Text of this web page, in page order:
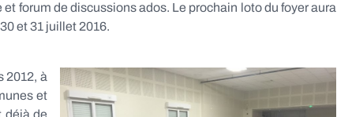
forum de discussions ados. Le prochain loto du foyer aura
et 31 juillet 2016.
2012, à
et
déjà de